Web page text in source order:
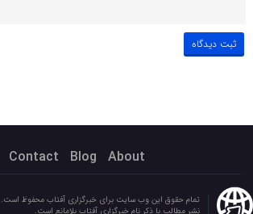
About
Blog
Contact
تمام حقوق این وب سایت برای خبرگزاری آفتاب محفوظ است.
نشر مطالب با ذکر نام خبرگزاری آفتاب بلامانع است.